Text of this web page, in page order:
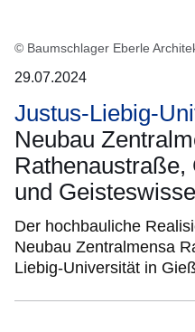
© Baumschlager Eberle
29.07.2024
Justus-Liebig-
Neubau
und
Der hochbauliche
Neubau Zentralmensa
Liebig-Universität in